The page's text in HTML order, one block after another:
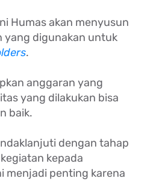
Humas akan menyusun
yang digunakan untuk
.
anggaran yang
yang dilakukan bisa
baik.
dengan tahap
kepada
menjadi penting karena